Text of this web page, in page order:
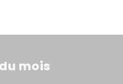
mois